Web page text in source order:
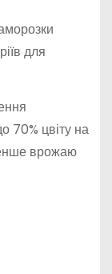
для
70% цвіту на
врожаю